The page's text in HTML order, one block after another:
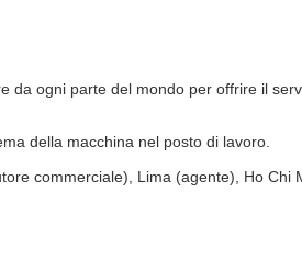
da ogni parte del mondo per offrire il
della macchina nel posto di lavoro.
commerciale), Lima (agente), Ho